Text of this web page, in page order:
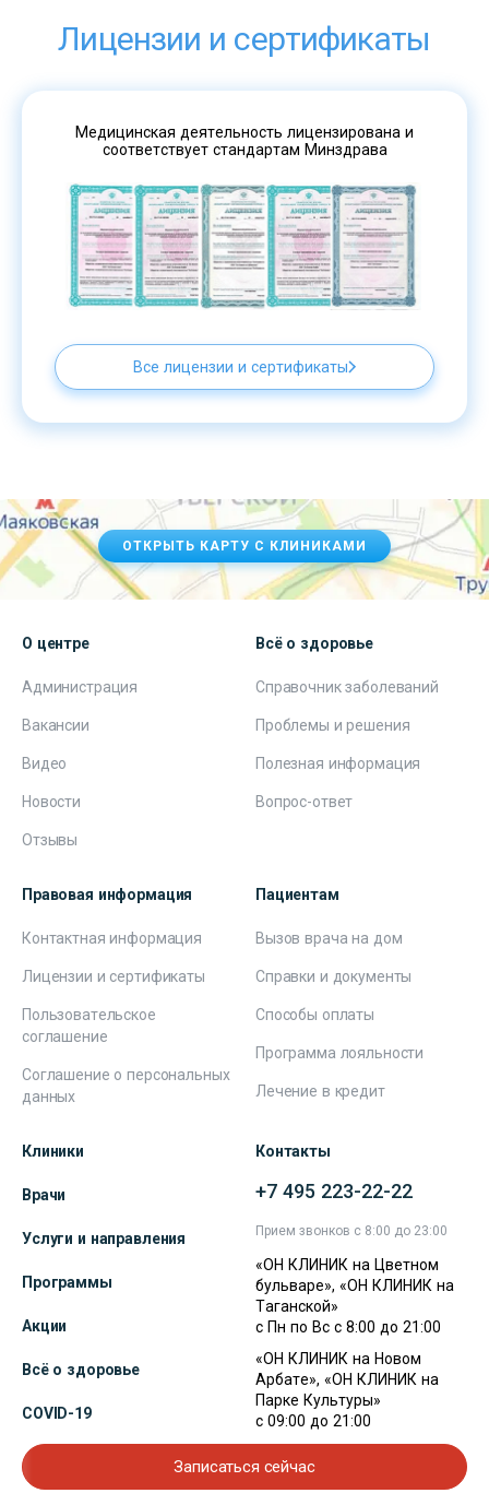
Лицензии и сертификаты
Медицинская деятельность лицензирована и
соответствует стандартам Минздрава
Все лицензии и сертификаты
ОТКРЫТЬ КАРТУ С КЛИНИКАМИ
О центре
Администрация
Вакансии
Видео
Новости
Отзывы
Всё о здоровье
Справочник заболеваний
Проблемы и решения
Полезная информация
Вопрос-ответ
Правовая информация
Контактная информация
Лицензии и сертификаты
Пользовательское
соглашение
Соглашение о персональных
данных
Пациентам
Вызов врача на дом
Справки и документы
Способы оплаты
Программа лояльности
Лечение в кредит
Клиники
Врачи
Услуги и направления
Программы
Акции
Всё о здоровье
COVID-19
Контакты
+7 495 223-22-22
Прием звонков с 8:00 до 23:00
«ОН КЛИНИК на Цветном
бульваре», «ОН КЛИНИК на
Таганской»
с Пн по Вс с 8:00 до 21:00
«ОН КЛИНИК на Новом
Арбате», «ОН КЛИНИК на
Парке Культуры»
с 09:00 до 21:00
Записаться сейчас